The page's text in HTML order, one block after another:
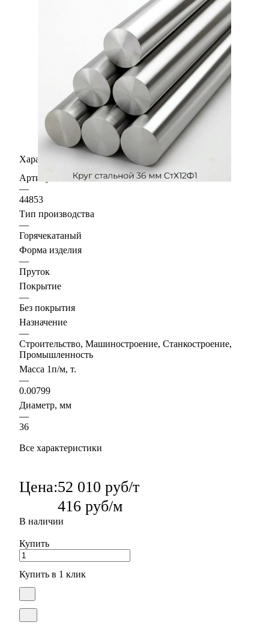
Характеристики
Артикул
—
44853
Тип производства
—
Горячекатаный
Форма изделия
—
Пруток
Покрытие
—
Без покрытия
Назначение
—
Строительство, Машиностроение, Станкостроение,
Промышленность
Масса 1п/м, т.
—
0.00799
Диаметр, мм
—
36
Все характеристики
Цена:52 010 руб/т
416 руб/м
В наличии
Купить
Купить в 1 клик